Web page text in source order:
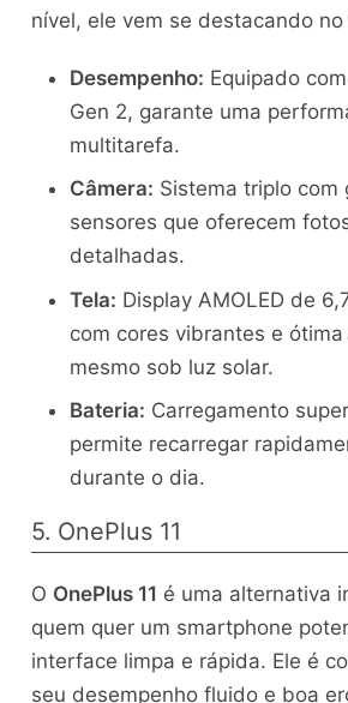
nível, ele vem se destacando
Desempenho: Equipado
Gen 2, garante uma
multitarefa.
Câmera: Sistema triplo com
sensores que oferecem
detalhadas.
Tela: Display AMOLED de
com cores vibrantes e
mesmo sob luz solar.
Bateria: Carregamento
permite recarregar
durante o dia.
5. OnePlus 11
O OnePlus 11 é uma alternativa
quem quer um smartphone
interface limpa e rápida. Ele é
seu desempenho fluido e boa